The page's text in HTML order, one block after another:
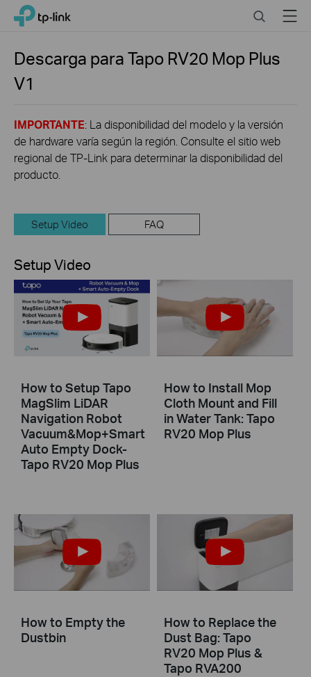
Click
navigation
TP-Link, Reliably Smart SearchMenu
Descarga paraTapo RV20 Mop Plus
V1
IMPORTANTE: La disponibilidad del modelo y la versión
de hardware varía según la región. Consulte el sitio web
regional de TP-Link para determinar la disponibilidad del
producto.
Setup Video FAQ
Setup Video
How to Setup Tapo
MagSlim LiDAR
Navigation Robot
Vacuum&Mop+Smart
Auto Empty Dock-
Tapo RV20 Mop Plus
How to Install Mop
Cloth Mount and Fill
in Water Tank: Tapo
RV20 Mop Plus
How to Empty the
Dustbin
How to Replace the
Dust Bag: Tapo
RV20 Mop Plus &
Tapo RVA200